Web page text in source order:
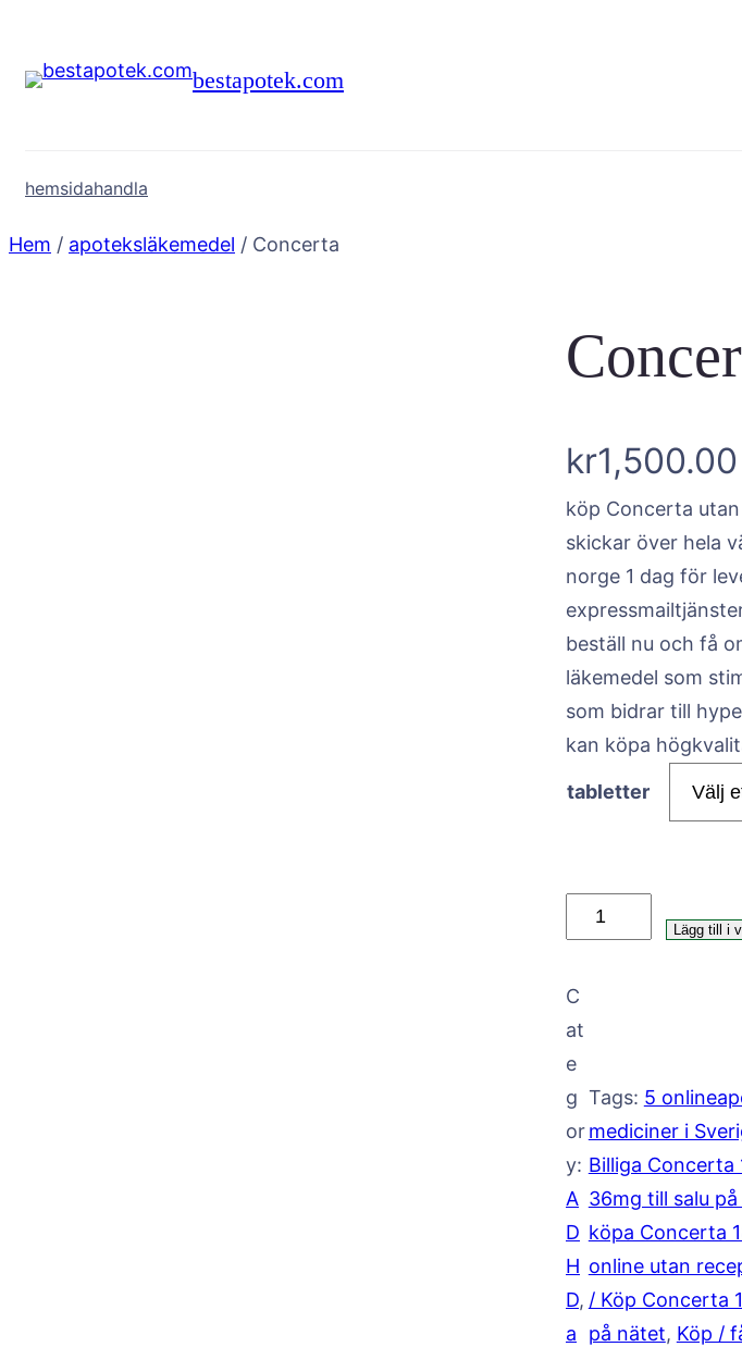
innehåll
bestapotek.com
hemsidahandla
Hem / apoteksläkemedel / Concerta
kr1,500.00
köp Concerta
skickar över hela
norge 1 dag för
beställ nu och få
läkemedel som
som bidrar till
kan köpa
tabletter
o
c
e
r
t
a
m
ä
n
g
d
Lägg till i
C
at
e
g
or
y:
A
D
H
D
a
Tags: 5
mediciner i
Billiga
36mg till salu
köpa Concerta
online utan
/ Köp Concerta
på nätet, Köp /